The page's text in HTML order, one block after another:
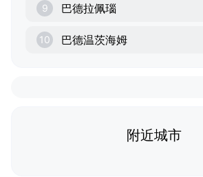
9 巴德拉佩瑙
10 巴德温茨海姆
附近城市